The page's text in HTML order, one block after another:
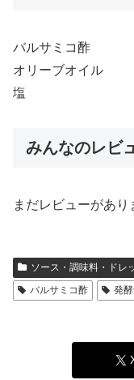
バルサミコ酢
オリーブオイル
塩
みんなのレビ
まだレビューがあり
ソース・調味料・ドレ
バルサミコ酢
発